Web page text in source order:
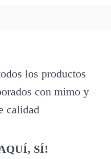
los productos
con mimo y
calidad
SÍ!